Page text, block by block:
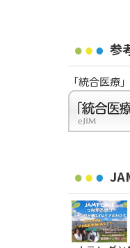
参
「統合医療